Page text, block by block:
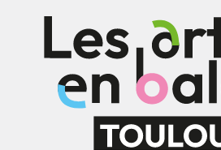
connecter